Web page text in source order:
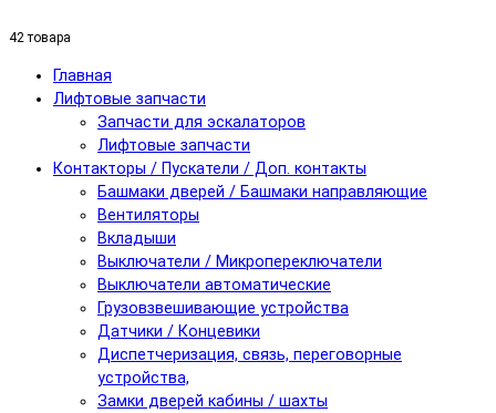
42 товара
Главная
Лифтовые запчасти
Запчасти для эскалаторов
Лифтовые запчасти
Контакторы / Пускатели / Доп. контакты
Башмаки дверей / Башмаки направляющие
Вентиляторы
Вкладыши
Выключатели / Микропереключатели
Выключатели автоматические
Грузовзвешивающие устройства
Датчики / Концевики
Диспетчеризация, связь, переговорные
устройства,
Замки дверей кабины / шахты